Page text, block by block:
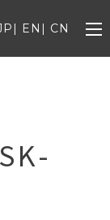
EN CN